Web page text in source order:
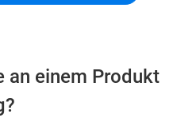
an einem Produkt